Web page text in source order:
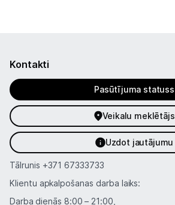
Kontakti
Pasūtījuma statuss
Veikalu meklētājs
Uzdot jautājumu
Tālrunis +371 67333733
Klientu apkalpošanas darba laiks:
Darba dienās 8:00 – 21:00,